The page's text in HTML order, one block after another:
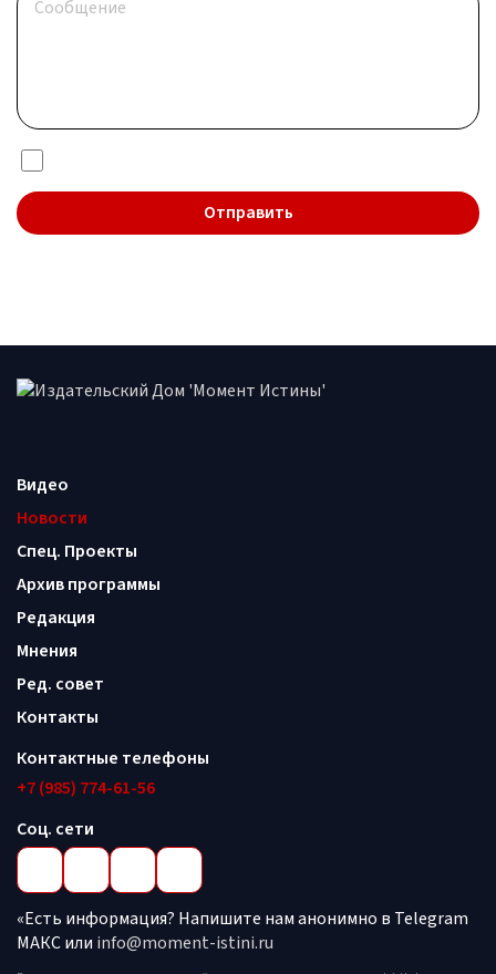
Видео
Новости
Спец. Проекты
Архив программы
Редакция
Мнения
Ред. совет
Контакты
Контактные телефоны
+7 (985) 774-61-56
Соц. сети
«Есть информация? Напишите нам анонимно в Telegram
МАКС или info@moment-istini.ru